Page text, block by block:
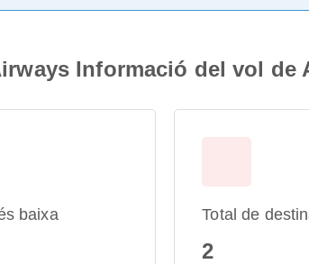
Informació del vol de
baixa Total de
2